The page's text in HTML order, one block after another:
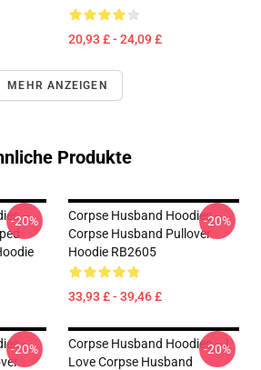
20,93 £ - 24,09 £
MEHR ANZEIGEN
Produkte
–
-20%
Corpse Husband Hoodies -
Corpse Husband Pullover
Hoodie RB2605
33,93 £ - 39,46 £
-20%
-
-20%
Corpse Husband Hoodies – I
Love Corpse Husband
-20%